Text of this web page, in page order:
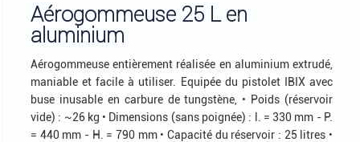
Aérogommeuse 25 L en
aluminium
Aérogommeuse entièrement réalisée en aluminium extrudé,
maniable et facile à utiliser. Equipée du pistolet IBIX avec
buse inusable en carbure de tungstène, • Poids (réservoir
vide) : ~26 kg • Dimensions (sans poignée) : l. = 330 mm - P.
= 440 mm - H. = 790 mm • Capacité du réservoir : 25 litres •